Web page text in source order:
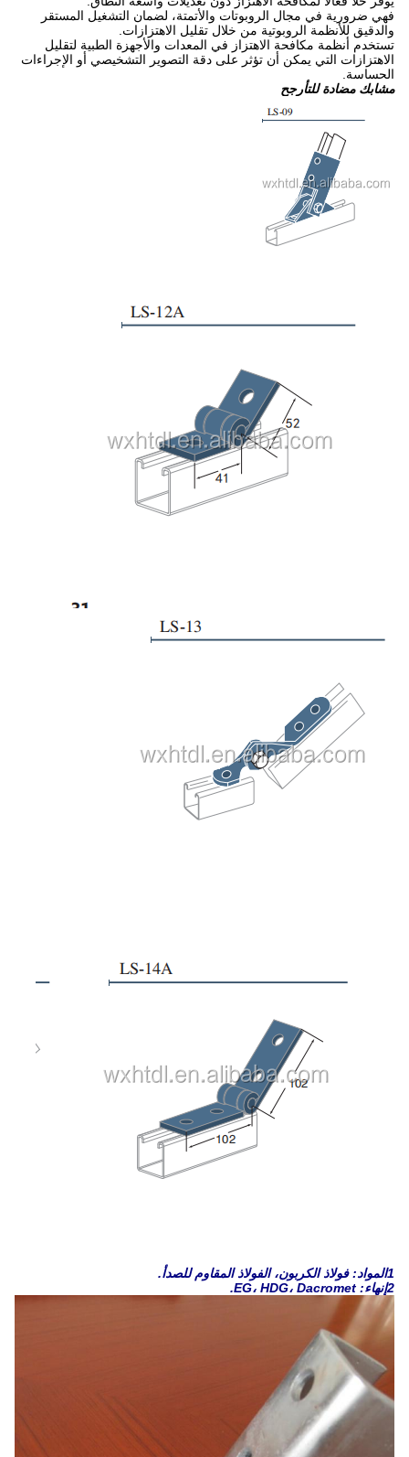
فهي ضرورية في مجال الروبوتات والأتمتة، لضمان التشغيل المستقر
والدقيق للأنظمة الروبوتية من خلال تقليل الاهتزازات.
تستخدم أنظمة مكافحة الاهتزاز في المعدات والأجهزة الطبية لتقليل
الاهتزازات التي يمكن أن تؤثر على دقة التصوير التشخيصي أو الإجراءات
الحساسة.
مشابك مضادة للتأرجح
2إنهاء: EG، HDG، Dacromet.